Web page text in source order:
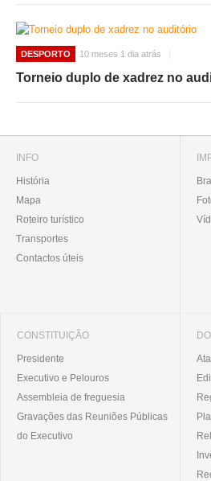
DESPORTO 10 meses 1 dia atrás
Torneio duplo de xadrez no
INFO
História
Mapa
Roteiro turístico
Transportes
Contactos úteis
CONSTITUIÇÃO
Presidente
Executivo e Pelouros
Assembleia de freguesia
Gravações das Reuniões Públicas
do Executivo